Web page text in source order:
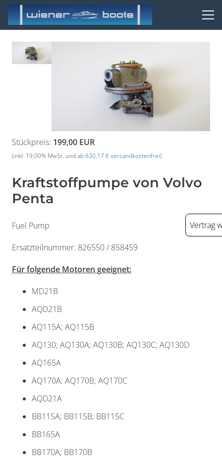
Stückpreis: 199,00 EUR
(inkl. 19,00% MwSt. und ab 630,17 € versandkostenfrei)
Kraftstoffpumpe von Volvo
Penta
Fuel Pump
Ersatzteilnummer: 826550 / 858459
Für folgende Motoren geeignet:
MD21B
AQD21B
AQ115A; AQ115B
AQ130; AQ130A; AQ130B; AQ130C; AQ130D
AQ165A
AQ170A; AQ170B; AQ170C
AQD21A
BB115A; BB115B; BB115C
BB165A
BB170A; BB170B
Vertrag